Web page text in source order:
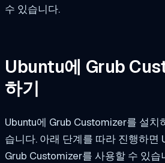
수 있습니다.
Ubuntu에 Grub
하기
Ubuntu에 Grub Customizer를 설치
습니다. 아래 단계를 따라 진행하면
Grub Customizer를 사용할 수 있습